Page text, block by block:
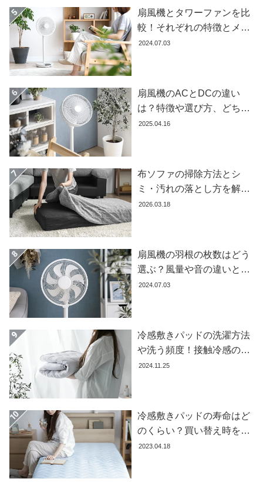
お
支
払
い
に
い
て
配
送
料
に
つ
い
て
大
型
商
品
の
配
送
つ
い
て
中
型
商
品
の
配
扇風機とタワーファンを比
較！それぞれの特徴とメリ
ット・デメリットを解説し
2024.07.03
扇風機のACとDCの違い
は？特徴や選び方、どちら
が良いかを徹底解説【おす
2025.04.16
布ソファの掃除方法とシ
ミ・汚れの落とし方を解説
【自分でできる】
2026.03.18
扇風機の羽根の枚数はどう
選ぶ？風量や音の違いとお
すすめ商品7選
2024.07.03
冷感敷きパッドの洗濯方法
や洗う頻度！接触冷感の効
果を下げないお手入れ方法
2024.11.25
冷感敷きパッドの寿命はど
のくらい？買い替え時を見
極める方法とおすすめ商品
2023.04.18